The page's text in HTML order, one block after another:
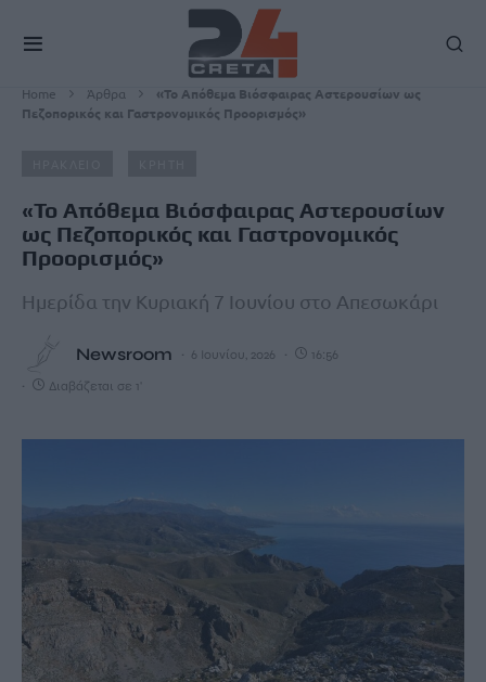
Home Άρθρα
«Το Απόθεμα Βιόσφαιρας Αστερουσίων ως
Πεζοπορικός και Γαστρονομικός Προορισμός»
«Το Απόθεμα Βιόσφαιρας Αστερουσίων
ως Πεζοπορικός και Γαστρονομικός
Προορισμός»
Ημερίδα την Κυριακή 7 Ιουνίου στο Απεσωκάρι
Newsroom 6 Ιουνίου, 2026 16:56
Διαβάζεται σε 1'